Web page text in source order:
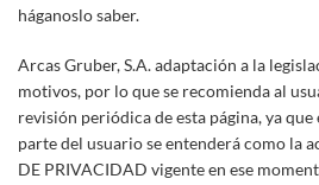
háganoslo saber.
Arcas Gruber, S.A. adaptación a la
motivos, por lo que se recomienda al
revisión periódica de esta página, ya
parte del usuario se entenderá como la
DE PRIVACIDAD vigente en ese